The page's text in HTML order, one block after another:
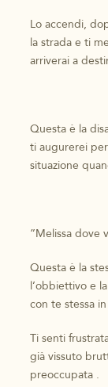
Lo accendi,
la strada e ti
arriverai a
Questa è la
ti augurerei
situazione
”Melissa dove
Questa è la
l’obbiettivo e
con te stessa
Ti senti
già vissuto
preoccupata .